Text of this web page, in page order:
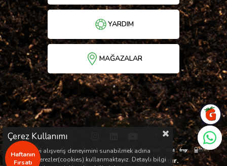
YARDIM
MAĞAZALAR
Haftanın
Fırsatı
© Copyright 2026 / Her hakkı saklıdır.
Çerez Kullanımı
Sizlere en iyi alışveriş deneyimini sunabilmek adına
sitemizde çerezler(cookies) kullanmaktayız. Detaylı bilgi